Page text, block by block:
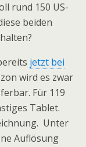
rund 150 US-
beiden
jetzt bei
wird es zwar
Für 119
Tablet.
Unter
Auflösung